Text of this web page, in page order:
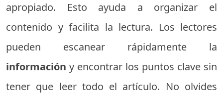
apropiado. Esto ayuda a organizar el
contenido y facilita la lectura. Los lectores
pueden escanear rápidamente la
información y encontrar los puntos clave sin
tener que leer todo el artículo. No olvides